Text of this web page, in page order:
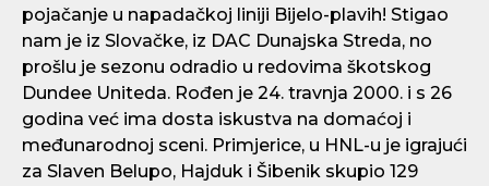
pojačanje u napadačkoj liniji Bijelo-plavih! Stigao
nam je iz Slovačke, iz DAC Dunajska Streda, no
prošlu je sezonu odradio u redovima škotskog
Dundee Uniteda. Rođen je 24. travnja 2000. i s 26
godina već ima dosta iskustva na domaćoj i
međunarodnoj sceni. Primjerice, u HNL-u je igrajući
za Slaven Belupo, Hajduk i Šibenik skupio 129